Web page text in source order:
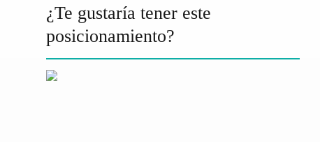
¿Te gustaría tener este
posicionamiento?